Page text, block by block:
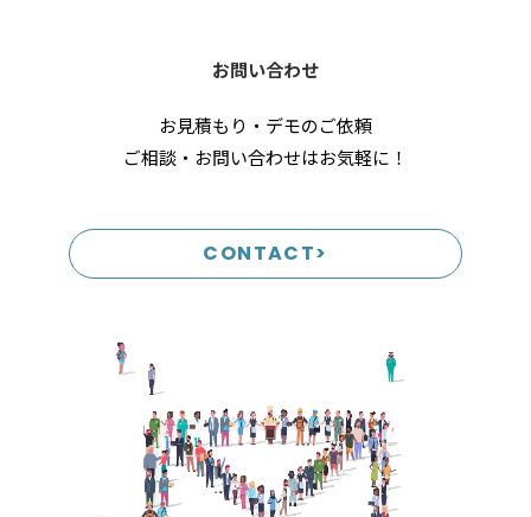
お問い合わせ
お見積もり・デモのご依頼
ご相談・お問い合わせはお気軽に！
CONTACT>